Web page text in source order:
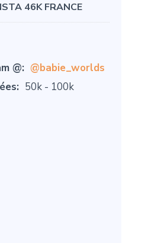
46K FRANCE
@: @babie_worlds
50k - 100k